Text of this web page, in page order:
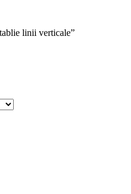
linii verticale”